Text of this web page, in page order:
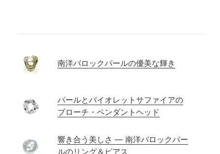
南洋バロックパールの優美な輝き
パールとバイオレットサファイアの
ブローチ・ペンダントヘッド
響き合う美しさ ― 南洋バロックパー
ルのリング＆ピアス